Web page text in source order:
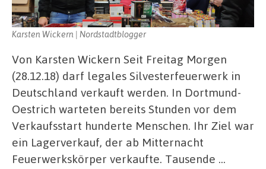
Karsten Wickern | Nordstadtblogger
Von Karsten Wickern Seit Freitag Morgen
(28.12.18) darf legales Silvesterfeuerwerk in
Deutschland verkauft werden. In Dortmund-
Oestrich warteten bereits Stunden vor dem
Verkaufsstart hunderte Menschen. Ihr Ziel war
ein Lagerverkauf, der ab Mitternacht
Feuerwerkskörper verkaufte. Tausende …